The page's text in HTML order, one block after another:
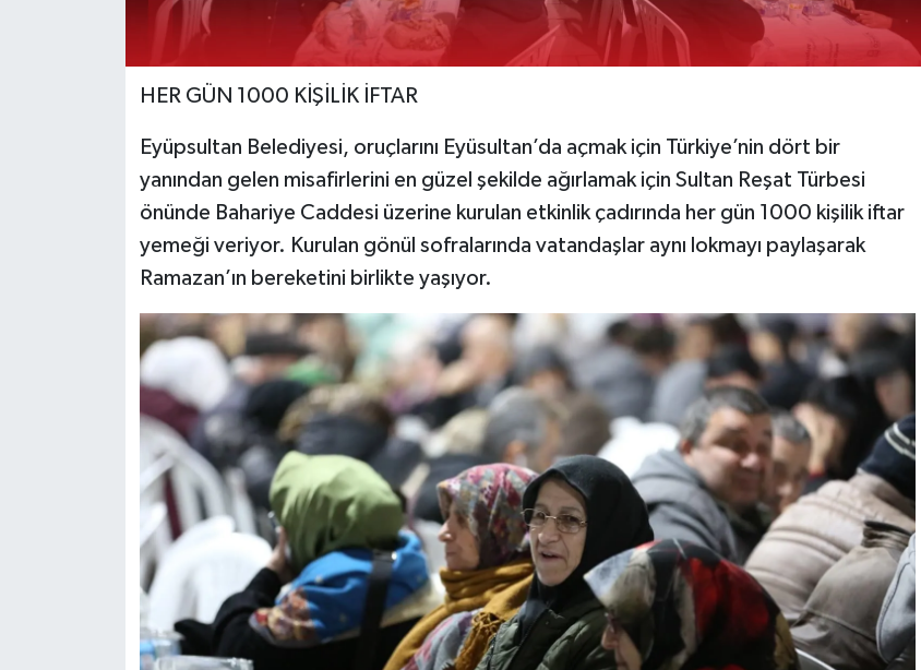
HER GÜN 1000 KİŞİLİK İFTAR
Eyüpsultan Belediyesi, oruçlarını Eyüsultan’da açmak için Türkiye’nin dört bir
yanından gelen misafirlerini en güzel şekilde ağırlamak için Sultan Reşat Türbesi
önünde Bahariye Caddesi üzerine kurulan etkinlik çadırında her gün 1000 kişilik iftar
yemeği veriyor. Kurulan gönül sofralarında vatandaşlar aynı lokmayı paylaşarak
Ramazan’ın bereketini birlikte yaşıyor.